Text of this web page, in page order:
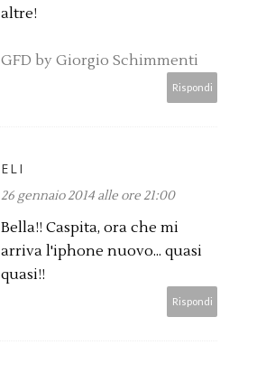
altre!
GFD by Giorgio Schimmenti
Rispondi
ELI
26 gennaio 2014 alle ore 21:00
Bella!! Caspita, ora che mi
arriva l'iphone nuovo... quasi
quasi!!
Rispondi